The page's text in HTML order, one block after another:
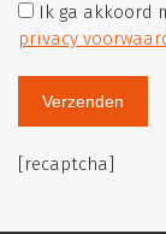
Ik ga akkoord
privacy
[recaptcha]